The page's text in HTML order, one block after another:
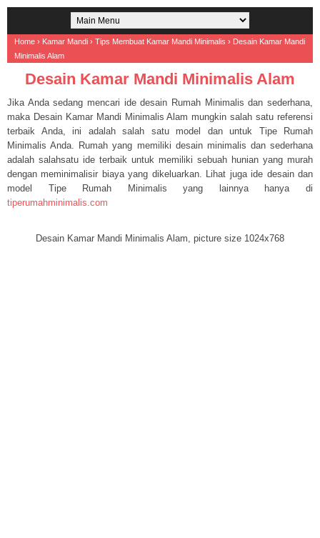
Home › Kamar Mandi › Tips Membuat Kamar Mandi Minimalis › Desain Kamar Mandi
Minimalis Alam
Desain Kamar Mandi Minimalis Alam
Jika Anda sedang mencari ide desain Rumah Minimalis dan sederhana,
maka Desain Kamar Mandi Minimalis Alam mungkin salah satu referensi
terbaik Anda, ini adalah salah satu model dan untuk Tipe Rumah
Minimalis Anda. Rumah yang memiliki desain minimalis dan sederhana
adalah salahsatu ide terbaik untuk memiliki sebuah hunian yang murah
dengan meminimalisir biaya yang dikeluarkan. Lihat juga ide desain dan
model Tipe Rumah Minimalis yang lainnya hanya di
tiperumahminimalis.com
Desain Kamar Mandi Minimalis Alam, picture size 1024x768